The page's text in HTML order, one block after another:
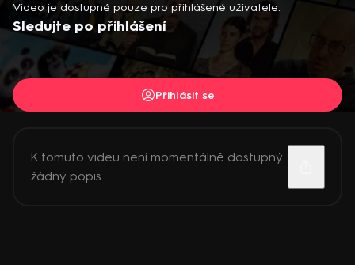
Video je dostupné pouze pro přihlášené uživatele.
Sledujte po přihlášení
Přihlásit se
K tomuto videu není momentálně dostupný
žádný popis.